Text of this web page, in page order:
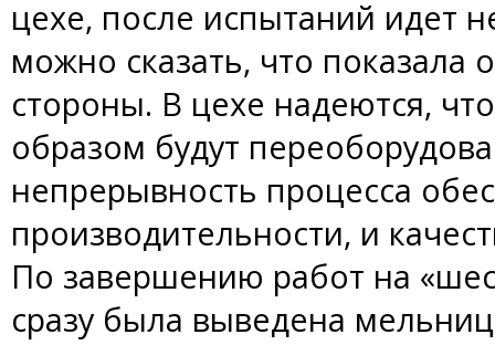
цехе, после испытаний идет
можно сказать, что показала
стороны. В цехе надеются,
образом будут
непрерывность процесса
производительности, и
По завершению работ на
сразу была выведена